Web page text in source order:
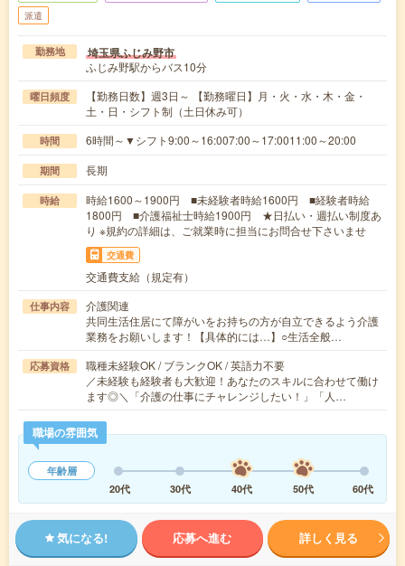
派遣
勤務地 埼玉県ふじみ野市
ふじみ野駅からバス10分
曜日頻度
【勤務日数】週3日～ 【勤務曜日】月・火・水・木・金・
土・日・シフト制（土日休み可）
時間 6時間～▼シフト9:00～16:007:00～17:0011:00～20:00
期間 長期
時給
時給1600～1900円 ■未経験者時給1600円 ■経験者時給
1800円 ■介護福祉士時給1900円 ★日払い・週払い制度あ
り ※規約の詳細は、ご就業時に担当にお問合せ下さいませ
交通費
交通費支給（規定有）
仕事内容
介護関連
共同生活住居にて障がいをお持ちの方が自立できるよう介護
業務をお願いします！【具体的には…】○生活全般…
応募資格
職種未経験OK / ブランクOK / 英語力不要
／未経験も経験者も大歓迎！あなたのスキルに合わせて働け
ます◎＼「介護の仕事にチャレンジしたい！」「人…
職場の雰囲気
年齢層
20代
30代 40代 50代 60代
気になる! 応募へ進む 詳しく見る